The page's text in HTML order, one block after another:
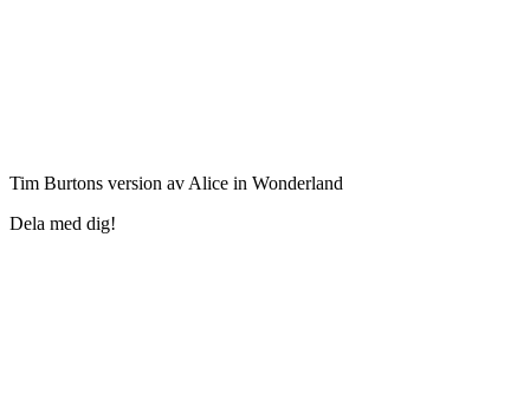
Tim Burtons version av Alice in Wonderland
Dela med dig!